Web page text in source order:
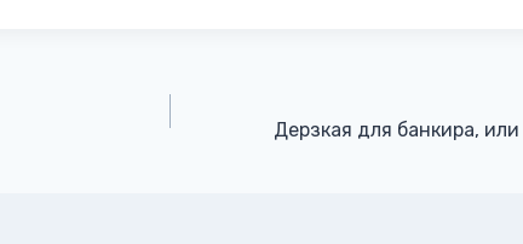
Дерзкая для банкира,